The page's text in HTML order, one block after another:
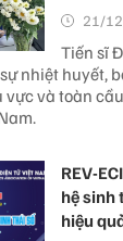
21/
Tiến sĩ
nhiệt huyết,
vực và toàn
REV-
hệ sinh
hiệu